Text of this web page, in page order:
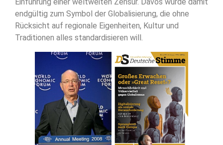
endgültig zum Symbol der Globalisierung, die ohne
Rücksicht auf regionale Eigenheiten, Kultur und
Traditionen alles standardisieren will.